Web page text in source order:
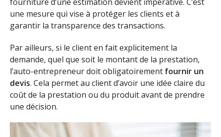
une mesure qui vise à protéger les clients et à
garantir la transparence des transactions.
Par ailleurs, si le client en fait explicitement la
demande, quel que soit le montant de la prestation,
l’auto-entrepreneur doit obligatoirement fournir un
devis. Cela permet au client d’avoir une idée claire du
coût de la prestation ou du produit avant de prendre
une décision.